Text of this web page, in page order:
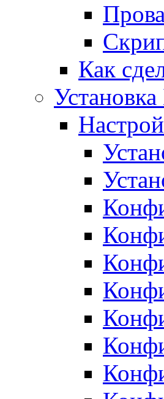
Как